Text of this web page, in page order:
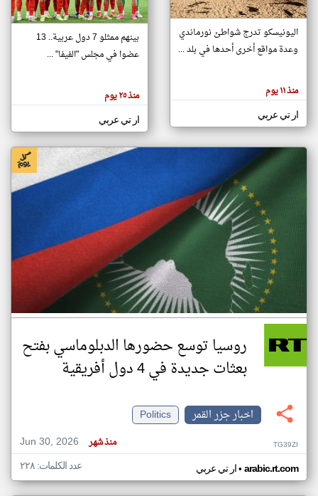
تغيير الدولة
اخبار جزر القمر على مدار الساعة
أهم اخبار جزر القمر العاجلة والمباشرة
هنا عن
وجهة
كاتبيها.
اليونيسكو تدرج شواطئ نورماندي
وعدة مواقع أخرى أحدها في بلد ...
منذ ١١ يوم
ار تي عربي
بينهم ممثلو 7 دول عربية.. 13
عضوا في مجلس "الفيفا" ...
منذ ٢٥ يوم
ار تي عربي
روسيا توسع حضورها الدبلوماسي بفتح
بعثات جديدة في 4 دول أفريقية
اخبار جزر القمر
Politics
Jun 30, 2026
منذ شهر TG39ZI
ار تي عربي• arabic.rt.com عدد الكلمات: ٢٢٨
klyoum.com